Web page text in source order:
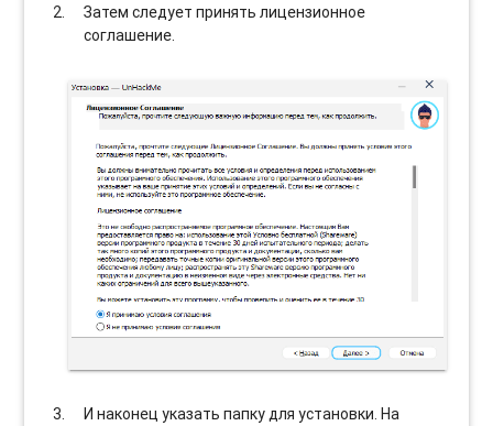
Затем следует принять лицензионное
соглашение.
И наконец указать папку для установки. На